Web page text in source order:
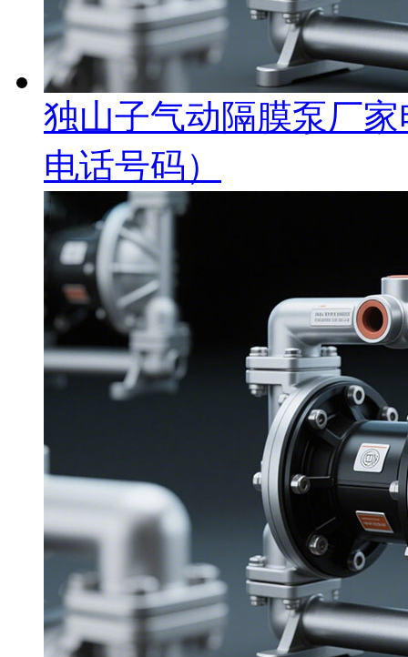
独山子气动隔膜泵厂
电话号码）